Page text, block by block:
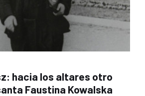
hacia los altares otro
Faustina Kowalska